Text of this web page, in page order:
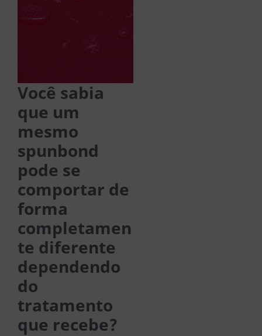
Você sabia
que um
mesmo
spunbond
pode se
comportar de
forma
completamen
te diferente
dependendo
do
tratamento
que recebe?